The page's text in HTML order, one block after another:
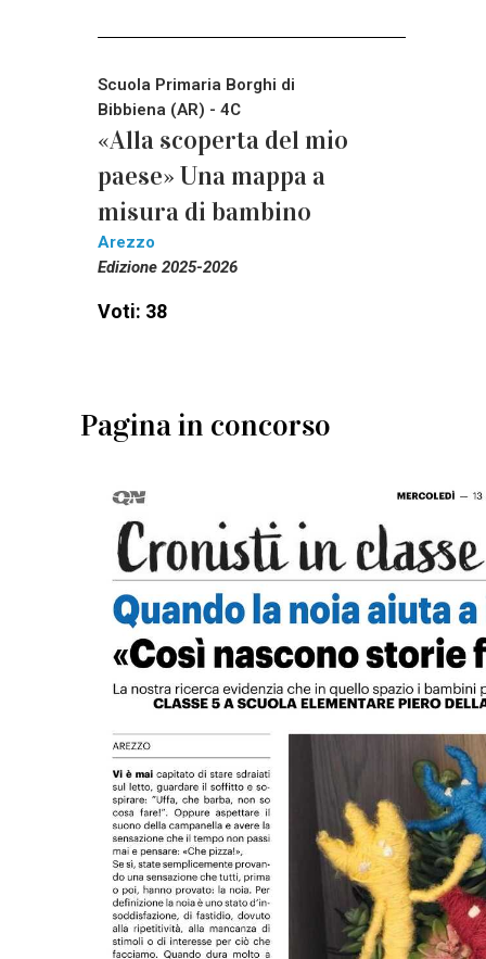
Scuola Primaria Borghi di
Bibbiena (AR) - 4C
«Alla scoperta del mio
paese» Una mappa a
misura di bambino
Arezzo
Edizione 2025-2026
Voti: 38
Pagina in concorso